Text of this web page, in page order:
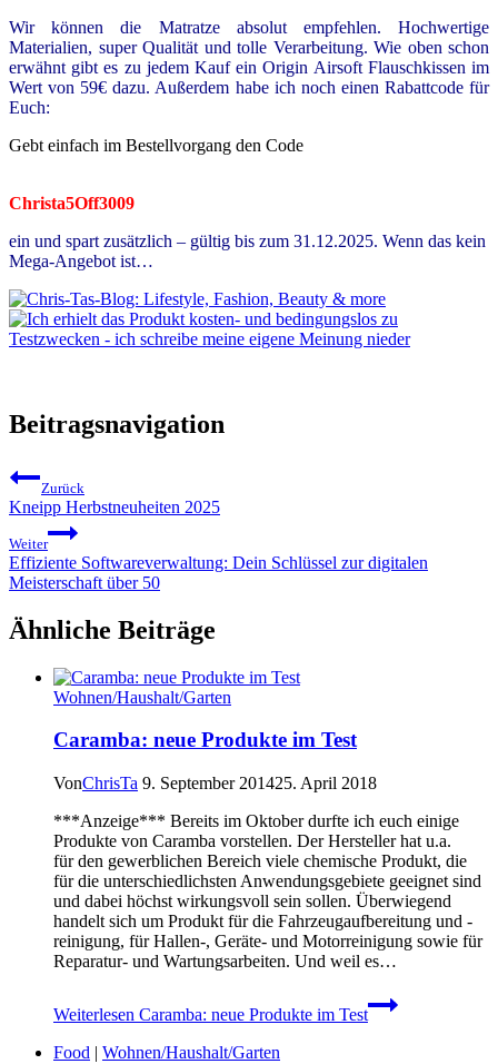
Wir können die Matratze absolut empfehlen. Hochwertige
Materialien, super Qualität und tolle Verarbeitung. Wie oben schon
erwähnt gibt es zu jedem Kauf ein Origin Airsoft Flauschkissen im
Wert von 59€ dazu. Außerdem habe ich noch einen Rabattcode für
Euch:
Gebt einfach im Bestellvorgang den Code
Christa5Off3009
ein und spart zusätzlich – gültig bis zum 31.12.2025. Wenn das kein
Mega-Angebot ist…
Beitragsnavigation
Zurück
Kneipp Herbstneuheiten 2025
Weiter
Effiziente Softwareverwaltung: Dein Schlüssel zur digitalen
Meisterschaft über 50
Ähnliche Beiträge
Wohnen/Haushalt/Garten
Caramba: neue Produkte im Test
VonChrisTa 9. September 201425. April 2018
***Anzeige*** Bereits im Oktober durfte ich euch einige
Produkte von Caramba vorstellen. Der Hersteller hat u.a.
für den gewerblichen Bereich viele chemische Produkt, die
für die unterschiedlichsten Anwendungsgebiete geeignet sind
und dabei höchst wirkungsvoll sein sollen. Überwiegend
handelt sich um Produkt für die Fahrzeugaufbereitung und -
reinigung, für Hallen-, Geräte- und Motorreinigung sowie für
Reparatur- und Wartungsarbeiten. Und weil es…
Weiterlesen Caramba: neue Produkte im Test
Food | Wohnen/Haushalt/Garten